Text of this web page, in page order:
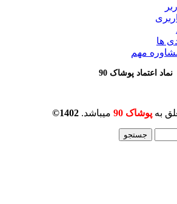
ها
مهم
نماد اعتماد پوشاک 90
به پوشاک 90 میباشد. 1402©
جستجو